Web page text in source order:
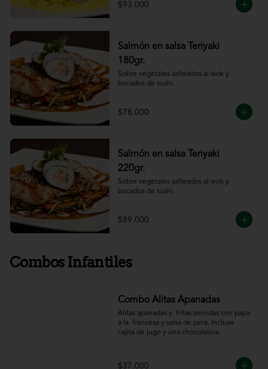
$93.000
Salmón en salsa Teriyaki
180gr.
Sobre vegetales salteados al wok y
bocados de sushi.
$78.000
Salmón en salsa Teriyaki
220gr.
Sobre vegetales salteados al wok y
bocados de sushi.
$89.000
Combos Infantiles
Combo Alitas Apanadas
Alitas apanadas y  fritas servidas con papa
a la  francesa y salsa de pera. Incluye
cajita de jugo y una chocolatina.
$37.000